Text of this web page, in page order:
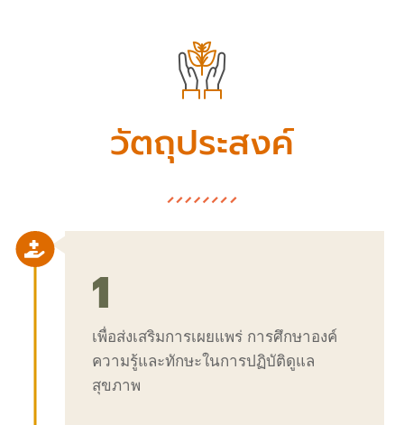
วัตถุประสงค์
1
เพื่อส่งเสริมการเผยแพร่ การศึกษาองค์
ความรู้และทักษะในการปฏิบัติดูแล
สุขภาพ
